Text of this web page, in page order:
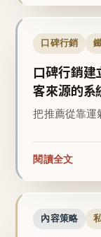
口碑行銷
口碑行銷
客來源的系
把推薦從靠運
閱讀全文
內容策略